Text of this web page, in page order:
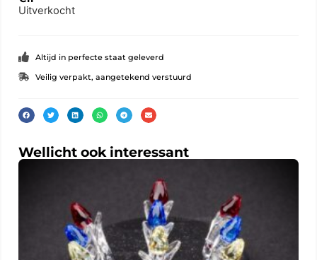
Uitverkocht
Altijd in perfecte staat geleverd
Veilig verpakt, aangetekend verstuurd
Wellicht ook interessant